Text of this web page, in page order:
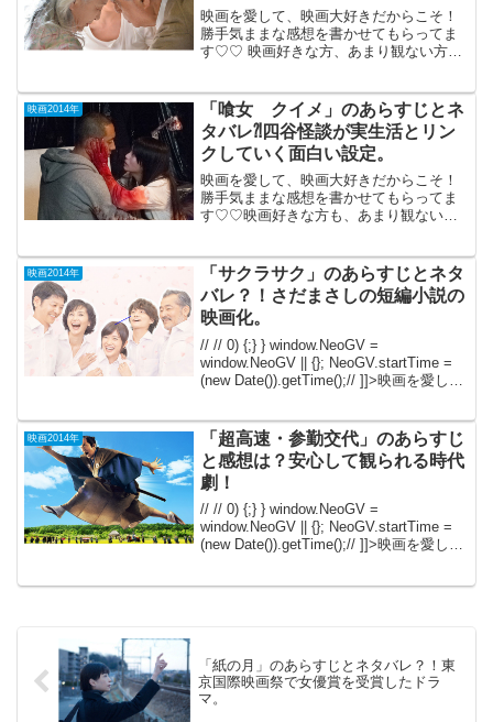
画！
映画を愛して、映画大好きだからこそ！
勝手気ままな感想を書かせてもらってま
す♡♡ 映画好きな方、あまり観ない方
妹の安藤さくらを主演に、家族一同総出
で作っ...
映画2014年
「喰女 クイメ」のあらすじとネ
タバレ⁈四谷怪談が実生活とリン
クしていく面白い設定。
映画を愛して、映画大好きだからこそ！
勝手気ままな感想を書かせてもらってま
す♡♡映画好きな方も、あまり観ない方
に子供見ていいの？？）2014年8月23日
公開（...
映画2014年
「サクラサク」のあらすじとネタ
バレ？！さだまさしの短編小説の
映画化。
// // 0) {;} } window.NeoGV =
window.NeoGV || {}; NeoGV.startTime =
(new Date()).getTime();// ]]>映画を愛し
映画2014年
「超高速・参勤交代」のあらすじ
と感想は？安心して観られる時代
劇！
// // 0) {;} } window.NeoGV =
window.NeoGV || {}; NeoGV.startTime =
(new Date()).getTime();// ]]>映画を愛し
「紙の月」のあらすじとネタバレ？！東
京国際映画祭で女優賞を受賞したドラ
マ。